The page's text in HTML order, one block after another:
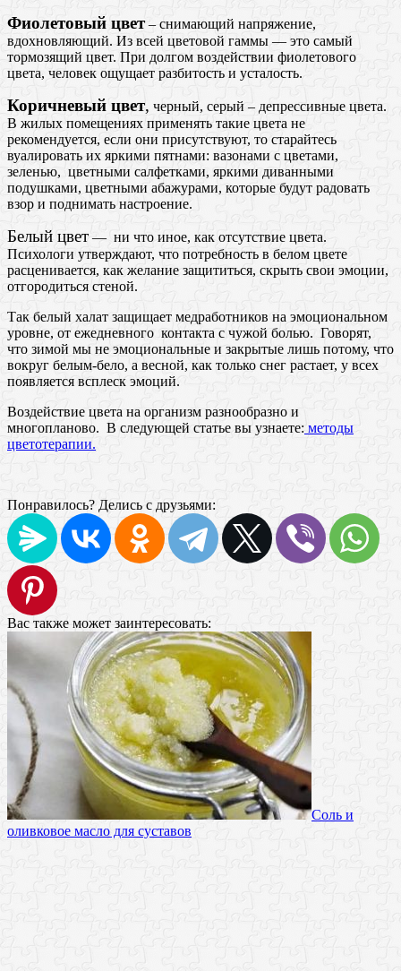
Фиолетовый цвет– снимающий напряжение,
вдохновляющий. Из всей цветовой гаммы — это самый
тормозящий цвет. При долгом воздействии фиолетового
цвета, человек ощущает разбитость и усталость.
Коричневый цвет, черный, серый – депрессивные цвета.
В жилых помещениях применять такие цвета не
рекомендуется, если они присутствуют, то старайтесь
вуалировать их яркими пятнами: вазонами с цветами,
зеленью, цветными салфетками, яркими диванными
подушками, цветными абажурами, которые будут радовать
взор и поднимать настроение.
Белый цвет— ни что иное, как отсутствие цвета.
Психологи утверждают, что потребность в белом цвете
расценивается, как желание защититься, скрыть свои эмоции,
отгородиться стеной.
Так белый халат защищает медработников на эмоциональном
уровне, от ежедневного контакта с чужой болью. Говорят,
что зимой мы не эмоциональные и закрытые лишь потому, что
вокруг белым-бело, а весной, как только снег растает, у всех
появляется всплеск эмоций.
Воздействие цвета на организм разнообразно и
многопланово. В следующей статье вы узнаете: методы
цветотерапии.
Понравилось? Делись с друзьями:
Вас также может заинтересовать:
Соль и
оливковое масло для суставов